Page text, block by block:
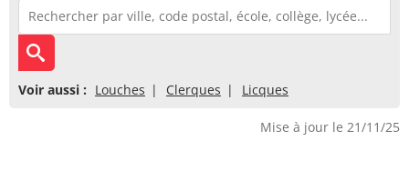
Voir aussi : Louches Clerques Licques
Mise à jour le 21/11/25